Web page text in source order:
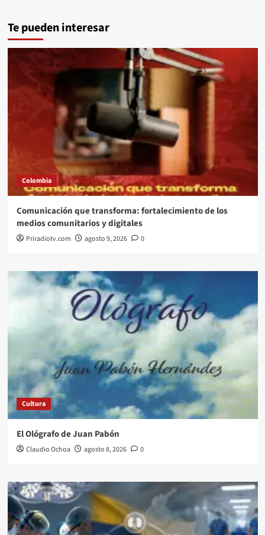
Te pueden interesar
Colombia
Comunicación que transforma: fortalecimiento de los
medios comunitarios y digitales
Priradiotv.com agosto 9, 2026 0
Cultura
El Ológrafo de Juan Pabón
Claudio Ochoa agosto 8, 2026 0